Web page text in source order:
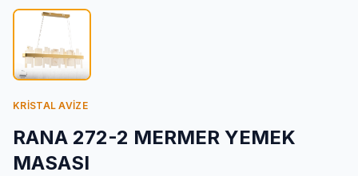
KRİSTAL AVİZE
RANA 272-2 MERMER YEMEK
MASASI